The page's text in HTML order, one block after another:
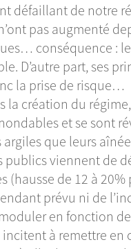
défaillant de notre
pas augmenté
conséquence : le
D’autre part, ses
la prise de risque…
la création du
et se sont
que leurs
publics viennent de
(hausse de 12 à 20%
prévu ni de
en fonction de
incitent à remettre en